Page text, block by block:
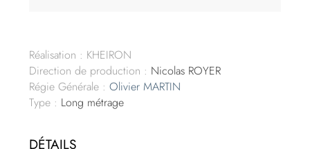
Réalisation : KHEIRON
Direction de production : Nicolas ROYER
Régie Générale : Olivier MARTIN
Type : Long métrage
DÉTAILS